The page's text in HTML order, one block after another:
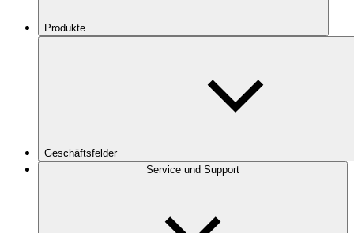
Produkte
Geschäftsfelder
Service und Support